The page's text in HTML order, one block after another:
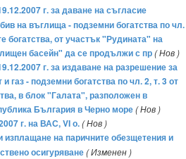
г. за даване на съгласие
на въглища - подземни богатства по чл.
богатства, от участък "Рудината" на
басейн" да се продължи с пр( Нов )
г. за издаване на разрешение за
газ - подземни богатства по чл. 2, т. 3 от
в блок "Галата", разположен в
България в Черно море( Нов )
г. на ВАС, VI о.( Нов )
изплащане на паричните обезщетения и
осигуряване( Изменен )